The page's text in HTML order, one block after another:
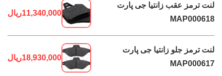
لنت ترمز عقب زانتیا جی پارت
MAP000618
11,340,000ریال
لنت ترمز جلو زانتیا جی پارت
MAP000617
18,930,000ریال